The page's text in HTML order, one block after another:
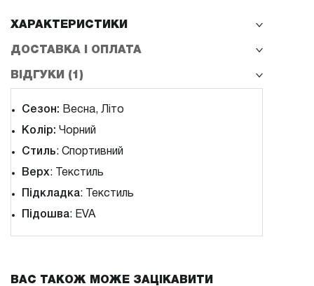
ХАРАКТЕРИСТИКИ
ДОСТАВКА І ОПЛАТА
ВІДГУКИ (1)
Сезон: Весна, Літо
Колір: Чорний
Стиль: Спортивний
Верх: Текстиль
Підкладка: Текстиль
Підошва: EVA
ВАС ТАКОЖ МОЖЕ ЗАЦІКАВИТИ